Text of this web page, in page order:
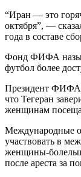
“Иран — это
октября”, —
года в составе
Фонд ФИФА
футбол более
Президент ФИФА
что Тегеран
женщинам
Международные
участвовать в
женщины-
после ареста за